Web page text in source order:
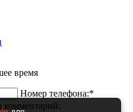
время
Номер телефона:*
комментарий: